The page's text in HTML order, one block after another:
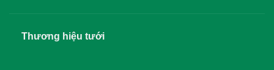
Thương hiệu tưới